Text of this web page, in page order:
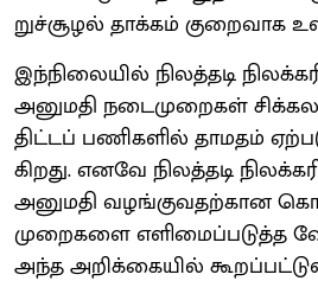
றுச்​சூழல் தாக்​கம் குறை​வாக
இந்​நிலை​யில் நிலத்​தடி
அனு​மதி நடை​முறை​கள்
திட்​டப் பணி​களில் தாமதம்
கிறது. எனவே நிலத்​தடி
அனு​மதி வழங்​கு​வதற்​கான
முறை​களை எளிமைப்​படுத்த
அந்த அறிக்​கை​யில்